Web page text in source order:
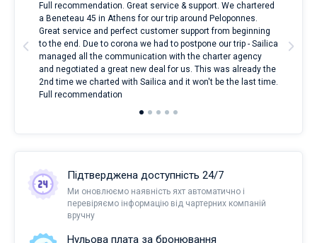
Full recommendation. Great service & support. We chartered
a Beneteau 45 in Athens for our trip around Peloponnes.
Great service and perfect customer support from beginning
to the end. Due to corona we had to postpone our trip - Sailica
managed all the communication with the charter agency
and negotiated a great new deal for us. This was already the
2nd time we charted with Sailica and it won't be the last time.
Full recommendation
Підтверджена доступність 24/7
Ми оновлюємо наявність яхт автоматично і
перевіряємо інформацію від чартерних компаній
вручну
Нульова плата за бронювання